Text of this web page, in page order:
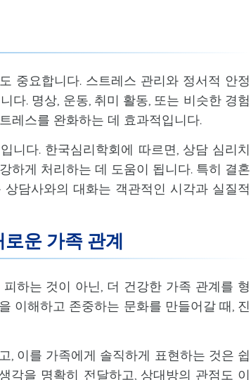
중요합니다. 스트레스 관리와 정서적 안정
다. 명상, 운동, 취미 활동, 또는 비슷한 경험
레스를 완화하는 데 효과적입니다.
니다. 한국심리학회에 따르면, 상담 심리치
하게 처리하는 데 도움이 됩니다. 특히 결혼
담사와의 대화는 객관적인 시각과 실질적
운 가족 관계
하는 것이 아닌, 더 건강한 가족 관계를 형
이해하고 존중하는 문화를 만들어갈 때, 진
, 이를 가족에게 솔직하게 표현하는 것은 쉽
각을 명확히 전달하고, 상대방의 관점도 이